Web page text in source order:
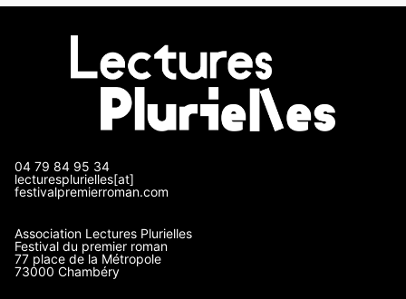
04 79 84 95 34
lecturesplurielles[at]
festivalpremierroman.com
Association Lectures Plurielles
Festival du premier roman
77 place de la Métropole
73000 Chambéry